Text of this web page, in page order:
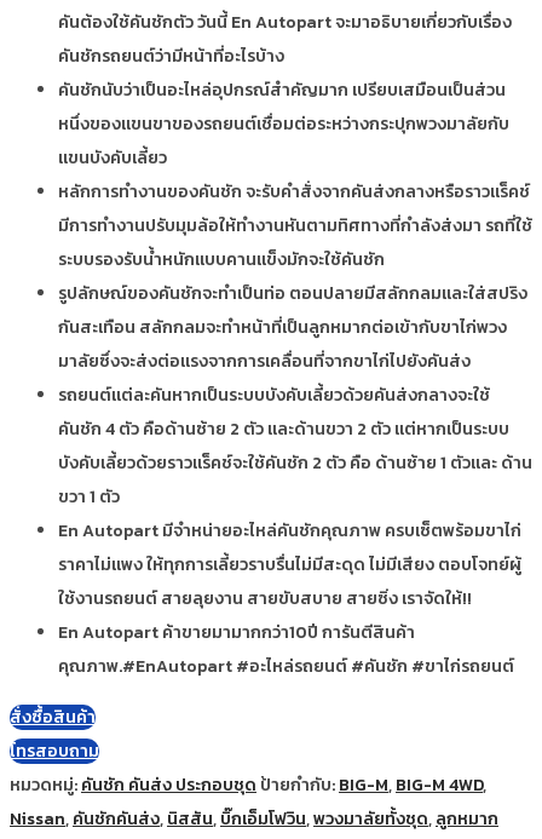
คันต้องใช้คันชักตัว วันนี้ En Autopart จะมาอธิบายเกี่ยวกับเรื่อง
คันชักรถยนต์ว่ามีหน้าที่อะไรบ้าง
คันชักนับว่าเป็นอะไหล่อุปกรณ์สำคัญมาก เปรียบเสมือนเป็นส่วน
หนึ่งของแขนขาของรถยนต์เชื่อมต่อระหว่างกระปุกพวงมาลัยกับ
แขนบังคับเลี้ยว
หลักการทำงานของคันชัก จะรับคำสั่งจากคันส่งกลางหรือราวแร็คช์
มีการทำงานปรับมุมล้อให้ทำงานหันตามทิศทางที่กำลังส่งมา รถที่ใช้
ระบบรองรับน้ำหนักแบบคานแข็งมักจะใช้คันชัก
รูปลักษณ์ของคันชักจะทำเป็นท่อ ตอนปลายมีสลักกลมและใส่สปริง
กันสะเทือน สลักกลมจะทำหน้าที่เป็นลูกหมากต่อเข้ากับขาไก่พวง
มาลัยซึ่งจะส่งต่อแรงจากการเคลื่อนที่จากขาไก่ไปยังคันส่ง
รถยนต์แต่ละคันหากเป็นระบบบังคับเลี้ยวด้วยคันส่งกลางจะใช้
คันชัก 4 ตัว คือด้านซ้าย 2 ตัว และด้านขวา 2 ตัว แต่หากเป็นระบบ
บังคับเลี้ยวด้วยราวแร็คช์จะใช้คันชัก 2 ตัว คือ ด้านซ้าย 1 ตัวและ ด้าน
ขวา 1 ตัว
En Autopart มีจำหน่ายอะไหล่คันชักคุณภาพ ครบเซ็ตพร้อมขาไก่
ราคาไม่แพง ให้ทุกการเลี้ยวราบรื่นไม่มีสะดุด ไม่มีเสียง ตอบโจทย์ผู้
ใช้งานรถยนต์ สายลุยงาน สายขับสบาย สายซิ่ง เราจัดให้!!
En Autopart ค้าขายมามากกว่า10ปี การันตีสินค้า
คุณภาพ.#EnAutopart #อะไหล่รถยนต์ #คันชัก #ขาไก่รถยนต์
สั่งซื้อสินค้า
โทรสอบถาม
หมวดหมู่:คันชัก คันส่ง ประกอบชุด ป้ายกำกับ:BIG-M,BIG-M 4WD,
Nissan,คันชักคันส่ง,นิสสัน,บิ๊กเอ็มโฟวิน,พวงมาลัยทั้งชุด,ลูกหมาก